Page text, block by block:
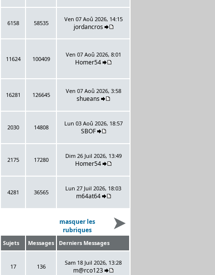
6158 58535
Ven 07 Aoû 2026, 14:15
jordancros
11624 100409
Ven 07 Aoû 2026, 8:01
Homer54
16281 126645
Ven 07 Aoû 2026, 3:58
shueans
2030 14808
Lun 03 Aoû 2026, 18:57
SBOF
2175 17280
Dim 26 Juil 2026, 13:49
Homer54
4281 36565
Lun 27 Juil 2026, 18:03
m64at64
masquer les
rubriques
Sujets Messages Derniers Messages
17 136
Sam 18 Juil 2026, 13:28
m@rco123